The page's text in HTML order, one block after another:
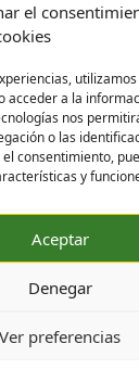
el
acceder a la
nos
o las
consentimiento,
y
Aceptar
Denegar
Ver preferencias
Aviso legal
Proyectos